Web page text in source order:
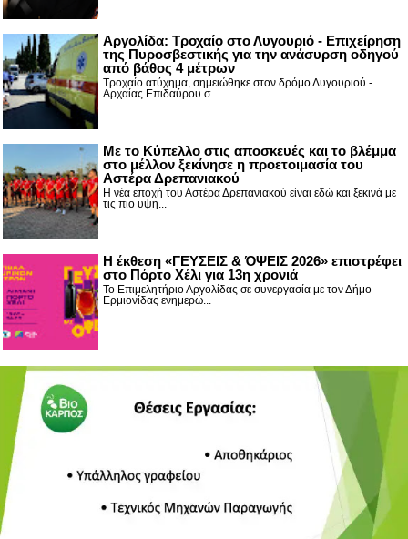
Αργολίδα: Τροχαίο στο Λυγουριό - Επιχείρηση
της Πυροσβεστικής για την ανάσυρση οδηγού
από βάθος 4 μέτρων
Τροχαίο ατύχημα, σημειώθηκε στον δρόμο Λυγουριού -
Αρχαίας Επιδαύρου σ...
Με το Κύπελλο στις αποσκευές και το βλέμμα
στο μέλλον ξεκίνησε η προετοιμασία του
Αστέρα Δρεπανιακού
Η νέα εποχή του Αστέρα Δρεπανιακού είναι εδώ και ξεκινά με
τις πιο υψη...
Η έκθεση «ΓΕΥΣΕΙΣ & ΌΨΕΙΣ 2026» επιστρέφει
στο Πόρτο Χέλι για 13η χρονιά
Το Επιμελητήριο Αργολίδας σε συνεργασία με τον Δήμο
Ερμιονίδας ενημερώ...